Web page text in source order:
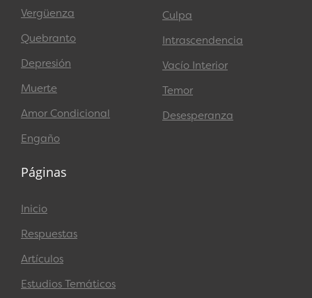
Vergüenza
Quebranto
Depresión
Muerte
Amor Condicional
Engaño
Culpa
Intrascendencia
Vacío Interior
Temor
Desesperanza
Páginas
Inicio
Respuestas
Artículos
Estudios Temáticos